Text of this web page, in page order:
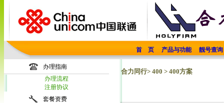
首 页 产品与功能 靓号查询
办理指南
办理流程
注册协议
套餐资费
合力同行> 400 > 400方案